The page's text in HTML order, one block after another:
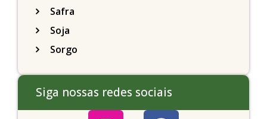
Safra
Soja
Sorgo
Siga nossas redes sociais